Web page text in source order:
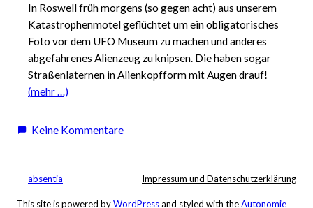
In Roswell früh morgens (so gegen acht) aus unserem
Katastrophenmotel geflüchtet um ein obligatorisches
Foto vor dem UFO Museum zu machen und anderes
abgefahrenes Alienzeug zu knipsen. Die haben sogar
Straßenlaternen in Alienkopfform mit Augen drauf!
(mehr …)
Keine Kommentarezu
WHITE
absentia Impressum und Datenschutzerklärung
This site is powered byWordPressand styled with theAutonomie